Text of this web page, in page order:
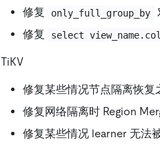
修复
only_full_group_by
修复
select
TiKV
修复某些情况节点隔离恢
修复网络隔离时 Region
修复某些情况 learner 无法